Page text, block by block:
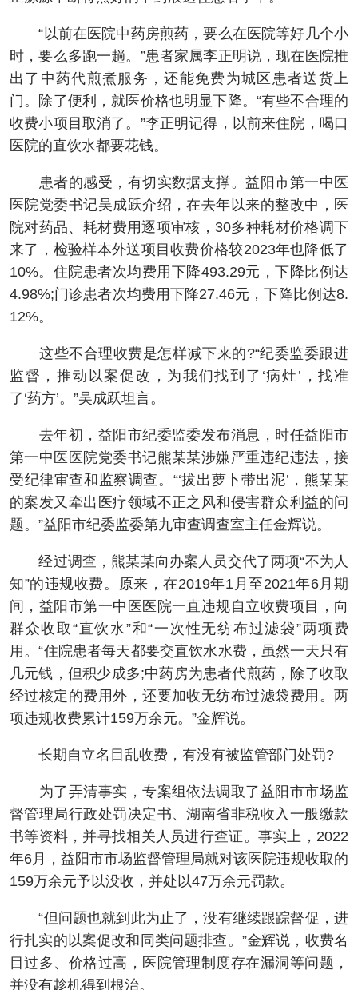
“以前在医院中药房煎药，要么在医院等好几个小
时，要么多跑一趟。”患者家属李正明说，现在医院推
出了中药代煎煮服务，还能免费为城区患者送货上
门。除了便利，就医价格也明显下降。“有些不合理的
收费小项目取消了。”李正明记得，以前来住院，喝口
医院的直饮水都要花钱。
患者的感受，有切实数据支撑。益阳市第一中医
医院党委书记吴成跃介绍，在去年以来的整改中，医
院对药品、耗材费用逐项审核，30多种耗材价格调下
来了，检验样本外送项目收费价格较2023年也降低了
10%。住院患者次均费用下降493.29元，下降比例达
4.98%;门诊患者次均费用下降27.46元，下降比例达8.
12%。
这些不合理收费是怎样减下来的?“纪委监委跟进
监督，推动以案促改，为我们找到了‘病灶’，找准
了‘药方’。”吴成跃坦言。
去年初，益阳市纪委监委发布消息，时任益阳市
第一中医医院党委书记熊某某涉嫌严重违纪违法，接
受纪律审查和监察调查。“‘拔出萝卜带出泥’，熊某某
的案发又牵出医疗领域不正之风和侵害群众利益的问
题。”益阳市纪委监委第九审查调查室主任金辉说。
经过调查，熊某某向办案人员交代了两项“不为人
知”的违规收费。原来，在2019年1月至2021年6月期
间，益阳市第一中医医院一直违规自立收费项目，向
群众收取“直饮水”和“一次性无纺布过滤袋”两项费
用。“住院患者每天都要交直饮水水费，虽然一天只有
几元钱，但积少成多;中药房为患者代煎药，除了收取
经过核定的费用外，还要加收无纺布过滤袋费用。两
项违规收费累计159万余元。”金辉说。
长期自立名目乱收费，有没有被监管部门处罚?
为了弄清事实，专案组依法调取了益阳市市场监
督管理局行政处罚决定书、湖南省非税收入一般缴款
书等资料，并寻找相关人员进行查证。事实上，2022
年6月，益阳市市场监督管理局就对该医院违规收取的
159万余元予以没收，并处以47万余元罚款。
“但问题也就到此为止了，没有继续跟踪督促，进
行扎实的以案促改和同类问题排查。”金辉说，收费名
目过多、价格过高，医院管理制度存在漏洞等问题，
并没有趁机得到根治。